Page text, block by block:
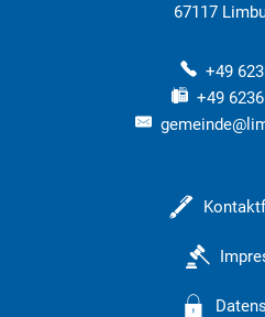
67117
+49
+49